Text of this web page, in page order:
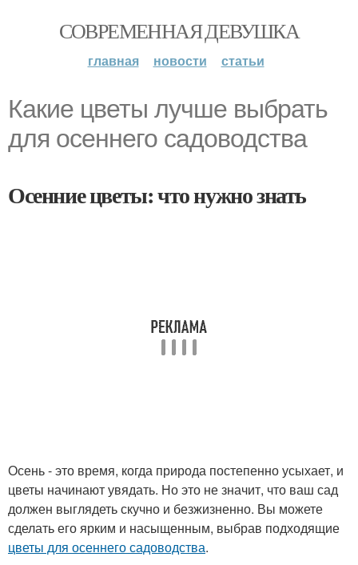
СОВРЕМЕННАЯ ДЕВУШКА
главная новости статьи
Какие цветы лучше выбрать
для осеннего садоводства
Осенние цветы: что нужно знать
Осень - это время, когда природа постепенно усыхает, и
цветы начинают увядать. Но это не значит, что ваш сад
должен выглядеть скучно и безжизненно. Вы можете
сделать его ярким и насыщенным, выбрав подходящие
цветы для осеннего садоводства.